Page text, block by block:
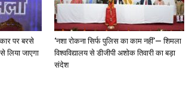
पर बरसे
लिया जाएगा
‘नशा रोकना सिर्फ पुलिस का काम नहीं’— शिमला
विश्वविद्यालय से डीजीपी अशोक तिवारी का बड़ा
संदेश